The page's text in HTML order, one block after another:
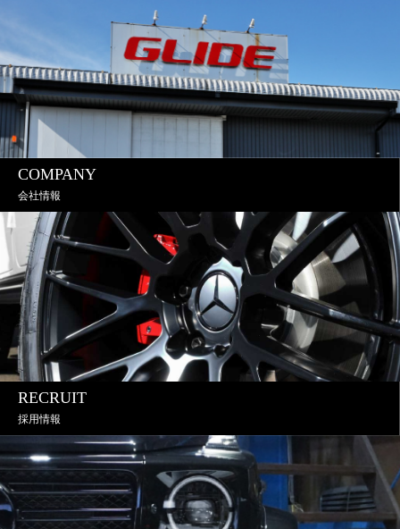
COMPANY
会社情報
RECRUIT
採用情報